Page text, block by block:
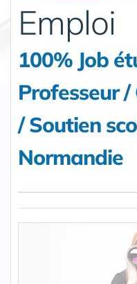
Emploi
100% Job
Professeur
/ Soutien
Normandie